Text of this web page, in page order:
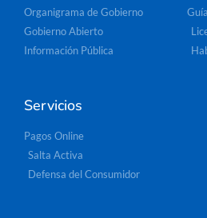
Organigrama de Gobierno
Gobierno Abierto
Información Pública
Servicios
Pagos Online
Salta Activa
Defensa del Consumidor